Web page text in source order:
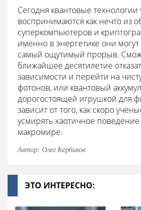
Сегодня квантовые технологии
воспринимаются как нечто из
суперкомпьютеров и
именно в энергетике они
самый ощутимый прорыв.
ближайшее десятилетие
зависимости и перейти на
фотонов, или квантовый
дорогостоящей игрушкой для
зависит от того, как скоро
усмирять хаотичное
макромире.
Автор: Олег Кербиков
ЭТО ИНТЕРЕСНО: